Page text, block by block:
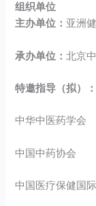
组织单位
主办单位 ： 亚洲
承办单位：北京
特邀指导（拟）：
中华中医药学会
中国中药协会
中国医疗保健国